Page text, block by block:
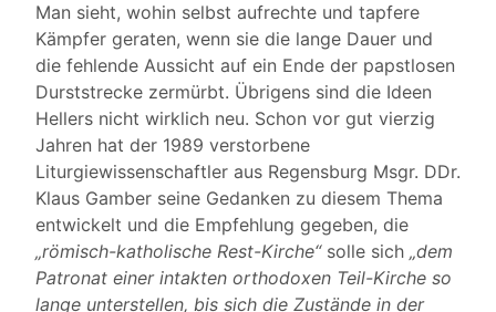
Man sieht, wohin selbst aufrechte und tapfere
Kämpfer geraten, wenn sie die lange Dauer und
die fehlende Aussicht auf ein Ende der papstlosen
Durststrecke zermürbt. Übrigens sind die Ideen
Hellers nicht wirklich neu. Schon vor gut vierzig
Jahren hat der 1989 verstorbene
Liturgiewissenschaftler aus Regensburg Msgr. DDr.
Klaus Gamber seine Gedanken zu diesem Thema
entwickelt und die Empfehlung gegeben, die
„römisch-katholische Rest-Kirche“solle sich „dem
Patronat einer intakten orthodoxen Teil-Kirche so
lange unterstellen, bis sich die Zustände in der